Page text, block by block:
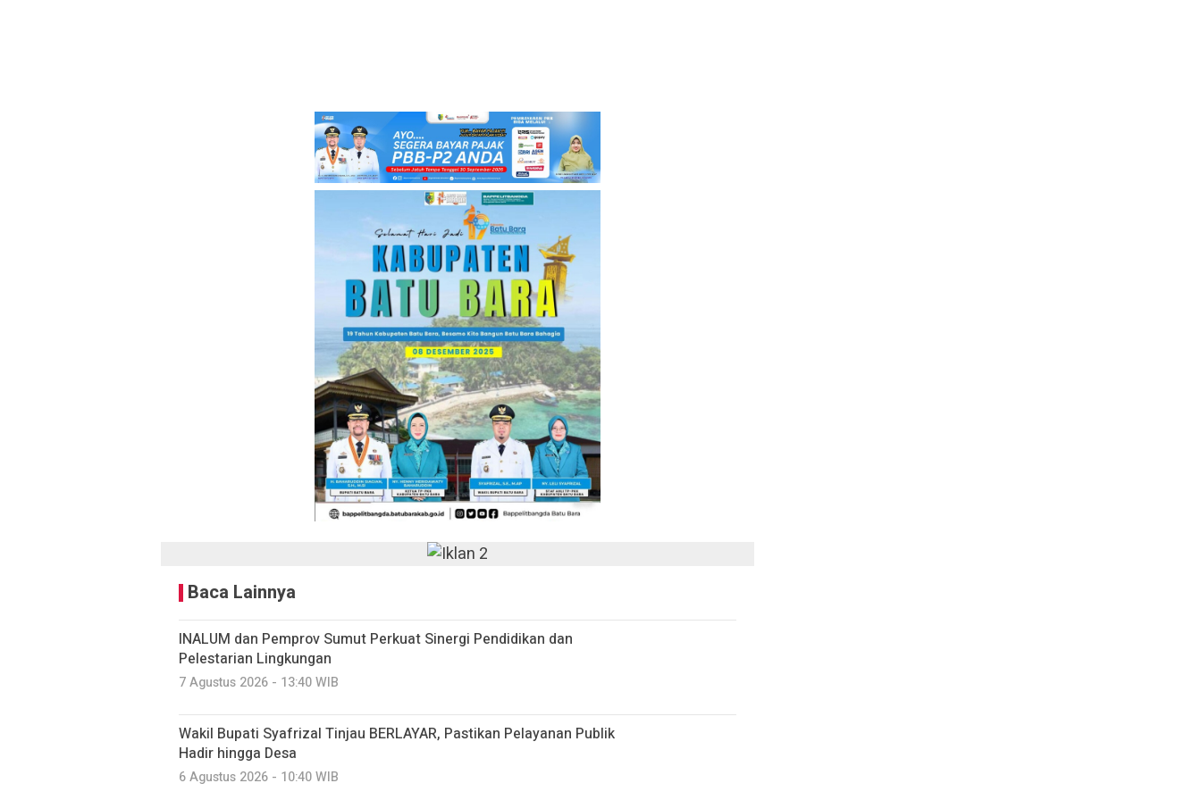
Baca Lainnya
INALUM dan Pemprov Sumut Perkuat Sinergi Pendidikan dan
Pelestarian Lingkungan
7 Agustus 2026 - 13:40 WIB
Wakil Bupati Syafrizal Tinjau BERLAYAR, Pastikan Pelayanan Publik
Hadir hingga Desa
6 Agustus 2026 - 10:40 WIB